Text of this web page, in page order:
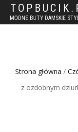
MODNE BUTY DAMSKIE
Strona główna /
z ozdobnym